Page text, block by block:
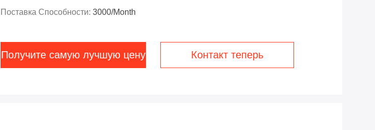
Поставка Способности: 3000/month
Получите самую лучшую цену Контакт теперь